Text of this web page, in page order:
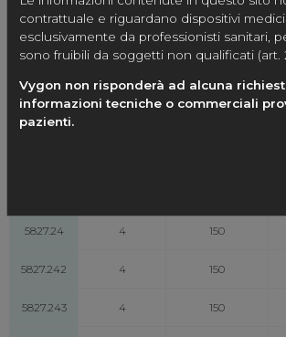
contrattuale e riguardano dispositivi
esclusivamente da professionisti sanitari,
sono fruibili da soggetti non qualificati (art.
Vygon non risponderà ad alcuna
informazioni tecniche o commerciali
pazienti.
maschio)
CODICE N° Rubinetti
Prolunga
5827.94
5827.24 4 150
5827.242 4 150
5827.243 4 150